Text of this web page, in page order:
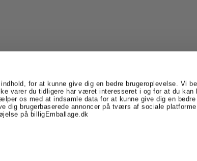
for at kunne give dig en bedre brugeroplevelse. Vi
varer du tidligere har været interesseret i og for at du kan
os med at indsamle data for at kunne give dig en bedre
dig brugerbaserede annoncer på tværs af sociale
på billigEmballage.dk
Telefonnr.: 69170005 E-mail :
Facebook
Linkedin